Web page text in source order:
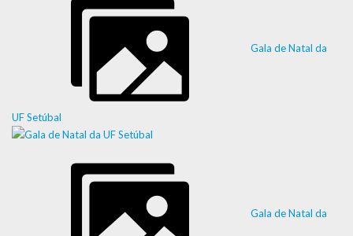
Gala de Natal da
UF Setúbal
Gala de Natal da